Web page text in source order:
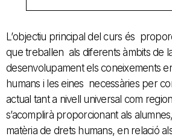
L’objectiu principal del curs és
que treballen als diferents àmbits de
desenvolupament els coneixements
humans i les eines necessàries per
actual tant a nivell universal com
s’acomplirà proporcionant als
matèria de drets humans, en relació